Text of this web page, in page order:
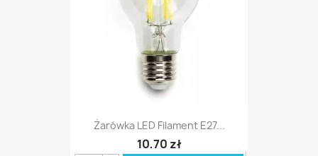
Żarówka LED Filament E27...
10,70 zł